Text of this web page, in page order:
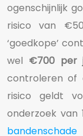
ogenschijnlijk
risico van
‘goedkope’
wel €700 per
controleren of
risico geldt
onderzoek van